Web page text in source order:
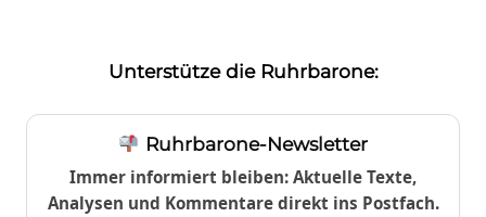
Unterstütze die Ruhrbarone:
Ruhrbarone-Newsletter
Immer informiert bleiben: Aktuelle Texte,
Analysen und Kommentare direkt ins Postfach.